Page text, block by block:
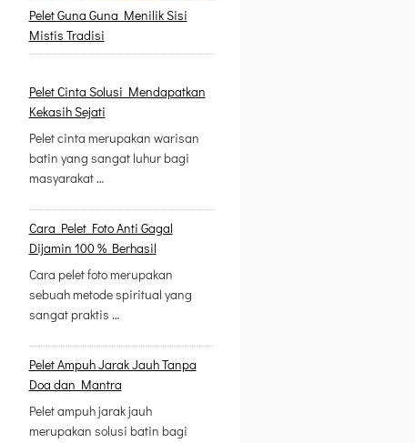
Pelet Guna Guna Menilik Sisi
Mistis Tradisi
Pelet Cinta Solusi Mendapatkan
Kekasih Sejati
Pelet cinta merupakan warisan
batin yang sangat luhur bagi
masyarakat …
Cara Pelet Foto Anti Gagal
Dijamin 100 % Berhasil
Cara pelet foto merupakan
sebuah metode spiritual yang
sangat praktis …
Pelet Ampuh Jarak Jauh Tanpa
Doa dan Mantra
Pelet ampuh jarak jauh
merupakan solusi batin bagi